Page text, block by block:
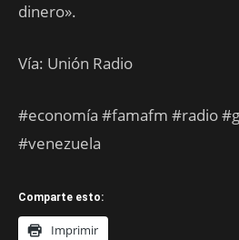
dinero».
Vía: Unión Radio
#economía #famafm #radio
#venezuela
Comparte esto:
Imprimir